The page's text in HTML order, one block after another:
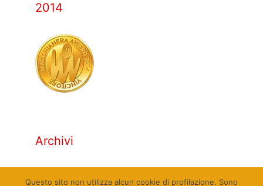
2014
Archivi
Questo sito non utilizza alcun cookie di profilazione. Sono